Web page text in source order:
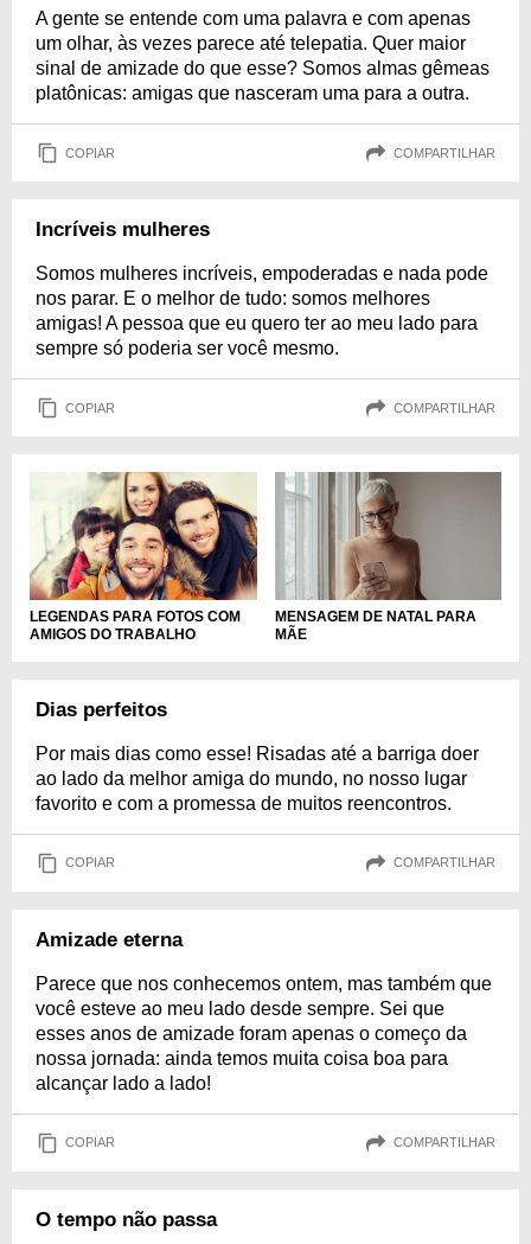
A gente se entende com uma palavra e com apenas
um olhar, às vezes parece até telepatia. Quer maior
sinal de amizade do que esse? Somos almas gêmeas
platônicas: amigas que nasceram uma para a outra.
COPIAR COMPARTILHAR
Incríveis mulheres
Somos mulheres incríveis, empoderadas e nada pode
nos parar. E o melhor de tudo: somos melhores
amigas! A pessoa que eu quero ter ao meu lado para
sempre só poderia ser você mesmo.
COPIAR COMPARTILHAR
LEGENDAS PARA FOTOS COM
AMIGOS DO TRABALHO
MENSAGEM DE NATAL PARA
MÃE
Dias perfeitos
Por mais dias como esse! Risadas até a barriga doer
ao lado da melhor amiga do mundo, no nosso lugar
favorito e com a promessa de muitos reencontros.
COPIAR COMPARTILHAR
Amizade eterna
Parece que nos conhecemos ontem, mas também que
você esteve ao meu lado desde sempre. Sei que
esses anos de amizade foram apenas o começo da
nossa jornada: ainda temos muita coisa boa para
alcançar lado a lado!
COPIAR COMPARTILHAR
O tempo não passa